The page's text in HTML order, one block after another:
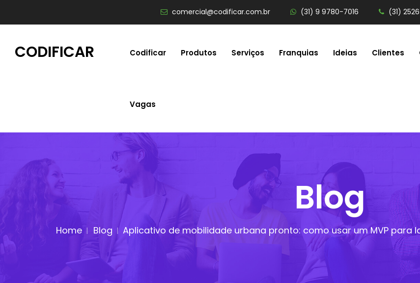
comercial@codificar.com.br (31) 9 9780-7016 (31)
CODIFICAR Codificar Produtos Serviços Franquias Ideias Clientes
Vagas
Blog
Home Blog Aplicativo de mobilidade urbana pronto: como usar um MVP